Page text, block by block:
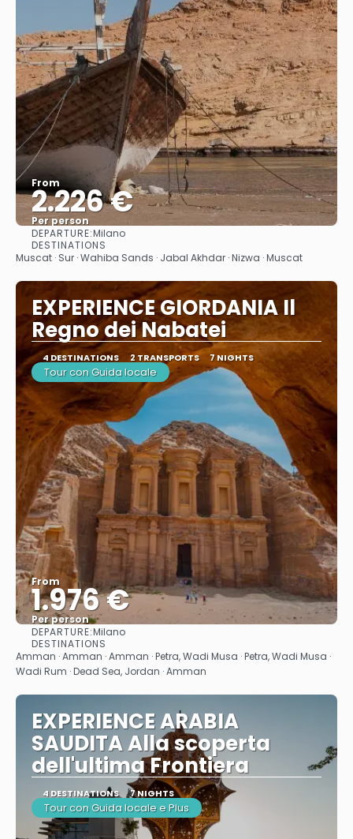
From
2.226 €
Per person
DEPARTURE:Milano
DESTINATIONS
Muscat · Sur · Wahiba Sands · Jabal Akhdar · Nizwa · Muscat
EXPERIENCE GIORDANIA Il
Regno dei Nabatei
4 DESTINATIONS 2 TRANSPORTS 7 NIGHTS
Tour con Guida locale
From
1.976 €
Per person
DEPARTURE:Milano
DESTINATIONS
Amman · Amman · Amman · Petra, Wadi Musa · Petra, Wadi Musa ·
Wadi Rum · Dead Sea, Jordan · Amman
EXPERIENCE ARABIA
SAUDITA Alla scoperta
dell'ultima Frontiera
4 DESTINATIONS 7 NIGHTS
Tour con Guida locale e Plus